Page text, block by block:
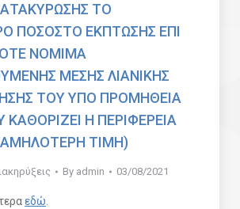
ΤΟ
ΠΟΣΟΣΤΟ ΕΚΠΤΩΣΗΣ ΕΠΙ
ΝΟΜΙΜΑ
ΜΕΣΗΣ ΛΙΑΝΙΚΗΣ
ΤΟΥ ΥΠΟ ΠΡΟΜΗΘΕΙΑ
ΚΑΘΟΡΙΖΕΙ Η ΠΕΡΙΦΕΡΕΙΑ
ΤΙΜΗ)
By admin 03/08/2021
εδώ